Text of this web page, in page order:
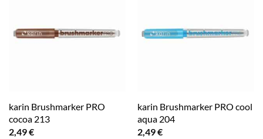
karin Brushmarker PRO
cocoa 213
2,49€
karin Brushmarker PRO cool
aqua 204
2,49€